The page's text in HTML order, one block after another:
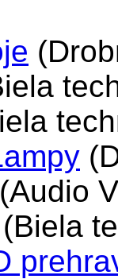
(Audio
(Biela